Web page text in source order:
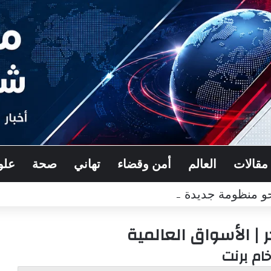
مقالات العالم أمن وقضاء تهاني صحة
جديدة للأمن الجماعي*
الأسواق العالمية
برنت